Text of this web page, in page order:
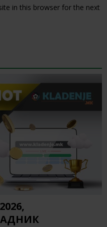
in this browser for the next